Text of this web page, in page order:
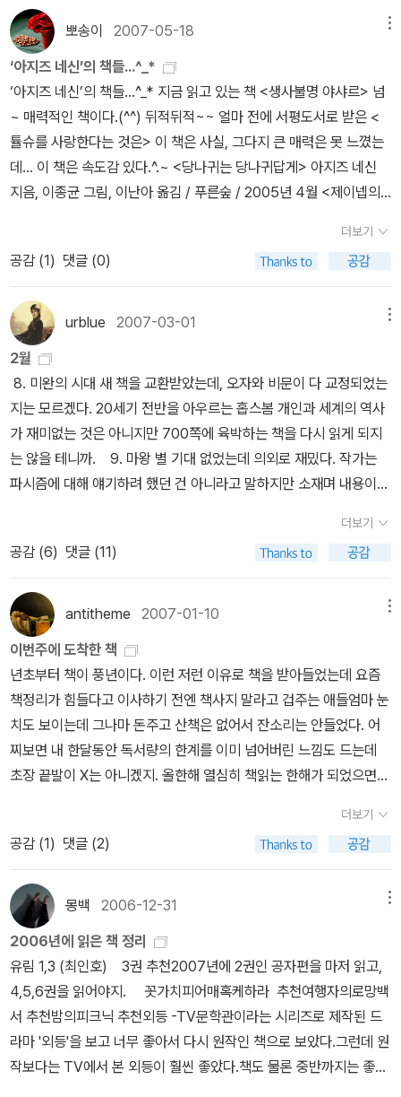
샤르는 주민등록증 없는 삶을 살게 된다.주민등록증 없는 삶은 아무
것도 할 수 없는 삶이다. 학교에 갈 수도 없고, 취직을 할 수도 없고,
결혼도 할 수가 없다. 한마디로 국민으로써의 모든 권리를 누릴 수 없
는 삶이다. 그러나 국가가 국민에게서 앗아가는 모든 것들은 주민등
록증이 없어도 상관없다. 군 입대를 통해 젊음을 앗아가고, 아버지로
부터 물려받은 유산을 앗아가고, 심지어는 싸구려 모자까지 앗아간
다.살아있음을 눈 앞에 보이는 존재로 인정하려 하지 않고, 오히려 공
식적인 행정 문서로만 인정하려고 한다. 본인이 전사자가 된 것은 행
과물인 문서만을 가지고 모든 것을 판단해 버리는 것이다.이런 부조
리함을 심각하게 전달하지 않고, 그야말로 재미있게 전달한다는 것이
아지즈 네신의 매력이다.특히 그가 관공서에 들어가 벌이는 여행(?)
은 웃기면서도 씁쓸하게 한다.'형님들, 제가 이렇게 살아왔습니다. 학
교에 가려고 할 때는 ’넌 죽었어’라고 하더니 군에 입대할 때가 되니
’넌 살아 있어’라고 했어요. 아버지의 빚을 갚으라고 할 때는 ’넌 살아
있어’라고 하더니 유산을 상속받을 때가 되자 ’넌 죽었어’라고 하네요.
그리고 정신병원에 처넣을 때는 ’넌 살아 있어’라고 하고.'읽는 사람이
애가 탈 정도 너무 순진한 야샤르는 그 온갖 불행 속에서도 결코 자신
을 포기하지 않는다. 아니 자살을 하려고 해도 그것이 야샤르를 도와
주지 않는다. 이름 그대로 야샤르는 살아야만 하는 것이다.매일 교도
펼쳐보라고 강권한다.
뽀송이 2007-05-18
‘아지즈 네신’의 책들...^_*
‘아지즈 네신’의 책들...^_* 지금 읽고 있는 책 <생사불명 야샤르> 넘
~ 매력적인 책이다.(^^) 뒤적뒤적~~ 얼마 전에 서평도서로 받은 <
튤슈를 사랑한다는 것은> 이 책은 사실, 그다지 큰 매력은 못 느꼈는
데... 이 책은 속도감 있다.^.~ <당나귀는 당나귀답게> 아지즈 네신
지음, 이종균 그림, 이난아 옮김 / 푸른숲 / 2005년 4월 <제이넵의
007년 1월 <생사불명 야샤르> 아지즈 네신 지음, 이난아 옮김 / 푸
른숲 / 2006년 7월 <튤슈를 사랑한다는 것은> 아지즈 네신 지음,
이난아 옮김 / 푸른숲 / 2007년 3월
더보기
공감 (1) 댓글 (0)
urblue 2007-03-01
2월
8. 미완의 시대 새 책을 교환받았는데, 오자와 비문이 다 교정되었는
지는 모르겠다. 20세기 전반을 아우르는 홉스봄 개인과 세계의 역사
가 재미없는 것은 아니지만 700쪽에 육박하는 책을 다시 읽게 되지
는 않을 테니까. 9. 마왕 별 기대 없었는데 의외로 재밌다. 작가는
파시즘에 대해 얘기하려 했던 건 아니라고 말하지만 소재며 내용이며
체라 새로운 발견이라며 뻐져들었지만, 동생 준야의 이야기로 넘어가
면 이상하다. 초점을 잃어버리고 우왕좌왕한다. 그러니까, 파시즘을
얘기하고 싶은 게 아니라는 말이 나름대로는 이해가 되지만 '마왕'이
준야와 연결되는 것은 뜬금없다. 좀 더 작정을 하고 쓰던지 아니면 확
실하게 다른 내용을 선택했어야 했다. 10. 사신 치바 내친김에 [사신
치바]까지. 리뷰를 보면 [마왕]보다는 [사신 치바]의 평이 더 낫다.
근데 난 왜 이 작품의 설정이 뻔하게 느껴지는지. 음악을 좋아하고 일
을 할 때면 항상 비가 내려 맑은 하늘을 한 번도 본 적이 없는 사신 치
바가 인간을 만나는 얘기. 다른 존재의 낯선 시선으로 인간을 바라보
는 건 여태 많지 않았나, 사신은 아니더라도. 거기서 별로 벗어나지 못
한다. 이제 일본 소설이 지겹다. 아직 안 읽은 몇 권이 있는데 당분간
은 그냥 모셔둬야지. 11. 아파트 공화국 이런 책은 내부에서 먼저 나
왔어야 하지 않나 싶다. 저자가 외국인이기 때문에 한국의 아파트 열
자라면 이런 사회 현상에 주목해야 하는 거 아닌가. 한국 학자들이 게
으른 건 아닌지. 12. 비단 어느 분은 이 소설을 읽고 '바람'을 떠올리
셨고 또 어느 분은 '신기루'를 말씀하셨다. 그 느낌 그대로다. 보일 듯
말 듯, 잡힐 듯 말 듯. 그들의 사랑은 아지랑이처럼 내 눈을 어지럽히
고 사라진 반면, 내 가슴 속에는 안타까움이 묵직하게 남는다. 건조하
고 짧은 문장 사이로 넓게 퍼지는 감정과 의미의 파장은 내가 열렬히
좋아하는 [다다를 수 없는 나라]를 떠오르게 한다. 13. 희망의 인문
학 전반 '이론'에 관한 부분이 흥미진진했다. 저자의 주장에 고개를 끄
더보기
공감 (6) 댓글 (11)
antitheme 2007-01-10
이번주에 도착한 책
년초부터 책이 풍년이다. 이런 저런 이유로 책을 받아들었는데 요즘
책정리가 힘들다고 이사하기 전엔 책사지 말라고 겁주는 애들엄마 눈
치도 보이는데 그나마 돈주고 산책은 없어서 잔소리는 안들었다. 어
찌보면 내 한달동안 독서량의 한계를 이미 넘어버린 느낌도 드는데
초장 끝발이 X는 아니겠지. 올한해 열심히 책읽는 한해가 되었으면
셔서 정말 고마운 책들이다. 알라딘과 Yes24 서평단으로 받은 책
들. 난 한작가나 쟝르에 빠지면 편식을 하는 편인데 이런 기회들이 있
어서 책을 접하는 폭을 넓힐 수 있는 기회가 돼서 정말 좋다. 이런 기
회들이 없었다면 맨날 동일 작가의 신작만 기다리고 있었을텐데. 평
범한 직장인이 접할 수 있는 문화의 폭을 획기적으로 넓히는 계기가
된다. 오늘 내 손에 잡힌 책이다. <천년여우 여우비>는 곧 애니메이
션으로 개봉도 한다는데 기대된다. <사랑해 파리> 류의 책을 읽으면
정말 어디론가 떠나고 싶은데 언제쯤 떠나볼 수 있을까?
더보기
공감 (1) 댓글 (2)
몽백 2006-12-31
2006년에 읽은 책 정리
유림 1,3 (최인호) 3권 추천2007년에 2권인 공자편을 마저 읽고,
4,5,6권을 읽어야지. 꼿가치피어매혹케하라 추천여행자의로망백
서 추천밤의피크닉 추천외등 -TV문학관이라는 시리즈로 제작된 드
라마 '외등'을 보고 너무 좋아서 다시 원작인 책으로 보았다.그런데 원
작보다는 TV에서 본 외등이 훨씬 좋았다.책도 물론 중반까지는 좋다.